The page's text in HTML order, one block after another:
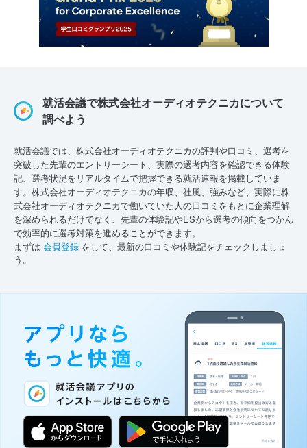
就活会議で株式会社オーディオテクニカについて
調べよう
就活会議では、株式会社オーディオテクニカの評判や口コミ、選考を
突破した先輩のエントリーシート、実際の選考内容を確認できる体験
記、選考状況をリアルタイムで把握できる就活速報を掲載していま
す。株式会社オーディオテクニカの年収、社風、強みなど、実際に株
式会社オーディオテクニカで働いていた人の口コミをもとに企業理解
を深められるだけでなく、先輩の体験記やESから選考の傾向をつかん
で効率的に選考対策を進めることができます。
まずは 会員登録 をして、最新の口コミや体験記をチェックしましょ
う。